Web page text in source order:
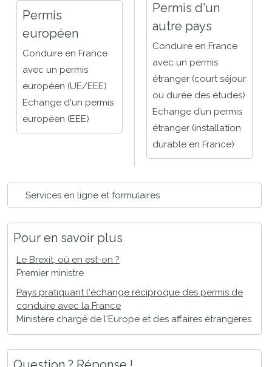
Permis
européen
Conduire en France
avec un permis
européen (UE/EEE)
Echange d'un permis
européen (EEE)
Permis d'un
autre pays
Conduire en France
avec un permis
étranger (court séjour
ou durée des études)
Echange d’un permis
étranger (installation
durable en France)
Services en ligne et formulaires
Pour en savoir plus
Le Brexit, où en est-on ?
Premier ministre
Pays pratiquant l'échange réciproque des permis de
conduire avec la France
Ministère chargé de l'Europe et des affaires étrangères